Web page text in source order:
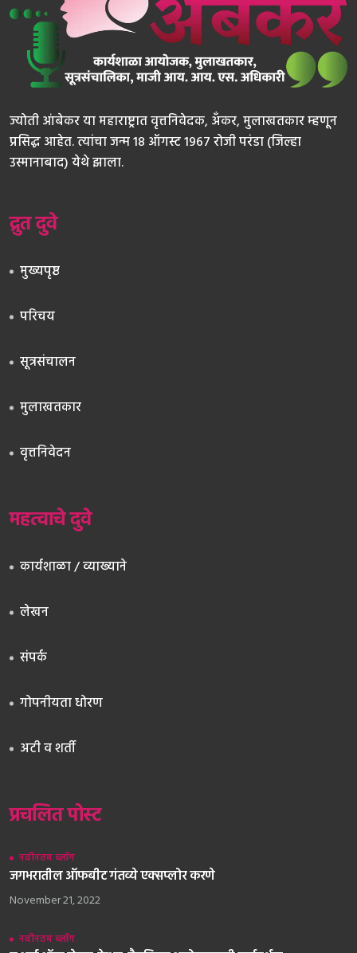
ज्योती आंबेकर या महाराष्ट्रात वृत्तनिवेदक, अँकर, मुलाखतकार म्हणून
प्रसिद्ध आहेत. त्यांचा जन्म 18 ऑगस्ट 1967 रोजी परंडा (जिल्हा
उस्मानाबाद) येथे झाला.
द्रुत दुवे
मुख्यपृष्ठ
परिचय
सूत्रसंचालन
मुलाखतकार
वृत्तनिवेदन
महत्वाचे दुवे
कार्यशाळा / व्याख्याने
लेखन
संपर्क
गोपनीयता धोरण
अटी व शर्ती
प्रचलित पोस्ट
नवीनतम ब्लॉग
जगभरातील ऑफबीट गंतव्ये एक्सप्लोर करणे
November 21, 2022
नवीनतम ब्लॉग